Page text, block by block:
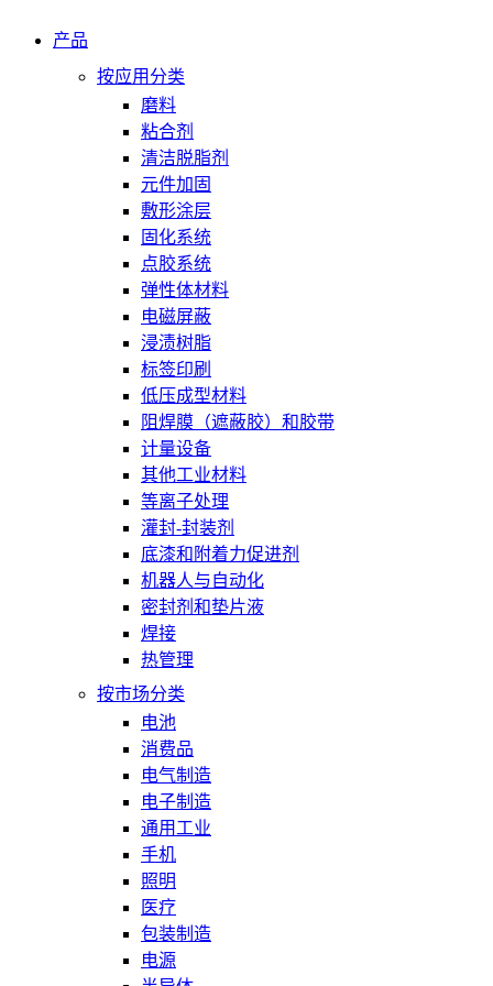
产品
按应用分类
磨料
粘合剂
清洁脱脂剂
元件加固
敷形涂层
固化系统
点胶系统
弹性体材料
电磁屏蔽
浸渍树脂
标签印刷
低压成型材料
阻焊膜（遮蔽胶）和胶带
计量设备
其他工业材料
等离子处理
灌封-封装剂
底漆和附着力促进剂
机器人与自动化
密封剂和垫片液
焊接
热管理
按市场分类
电池
消费品
电气制造
电子制造
通用工业
手机
照明
医疗
包装制造
电源